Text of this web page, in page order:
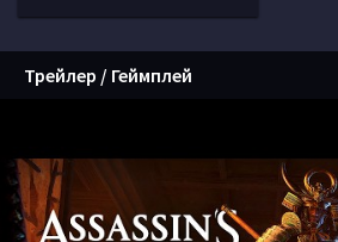
Трейлер / Геймплей